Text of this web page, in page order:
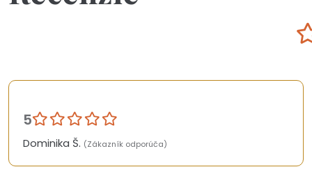
5
Dominika Š. (Zákazník odporúča)